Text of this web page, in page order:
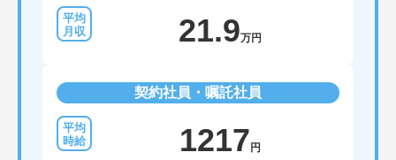
21.9万円
契約社員・嘱託社員
1217 円